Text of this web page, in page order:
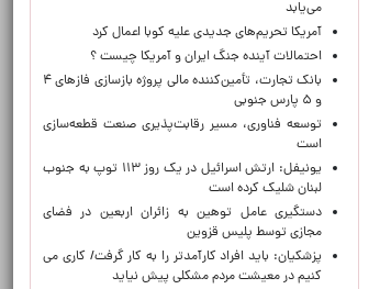
می‌یابد
آمریکا تحریم‌های جدیدی علیه کوبا اعمال کرد
احتمالات آینده جنگ ایران و آمریکا چیست ؟
بانک تجارت، تأمین‌کننده مالی پروژه بازسازی فازهای ۴
و ۵ پارس جنوبی
توسعه فناوری، مسیر رقابت‌پذیری صنعت قطعه‌سازی
است
یونیفل: ارتش اسرائیل در یک روز ۱۱۳ توپ به جنوب
لبنان شلیک کرده است
دستگیری عامل توهین به زائران اربعین در فضای
مجازی توسط پلیس قزوین
پزشکیان: باید افراد کارآمدتر را به کار گرفت/ کاری می
کنیم در معیشت مردم مشکلی پیش نیاید